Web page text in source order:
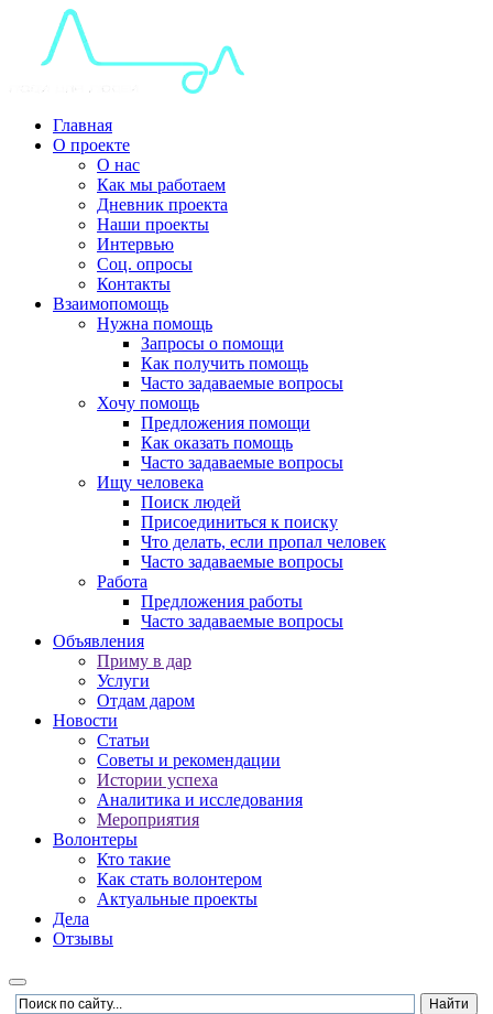
Главная
О проекте
О нас
Как мы работаем
Дневник проекта
Наши проекты
Интервью
Соц. опросы
Контакты
Взаимопомощь
Нужна помощь
Запросы о помощи
Как получить помощь
Часто задаваемые вопросы
Хочу помощь
Предложения помощи
Как оказать помощь
Часто задаваемые вопросы
Ищу человека
Поиск людей
Присоединиться к поиску
Что делать, если пропал человек
Часто задаваемые вопросы
Работа
Предложения работы
Часто задаваемые вопросы
Объявления
Приму в дар
Услуги
Отдам даром
Новости
Статьи
Советы и рекомендации
Истории успеха
Аналитика и исследования
Мероприятия
Волонтеры
Кто такие
Как стать волонтером
Актуальные проекты
Дела
Отзывы